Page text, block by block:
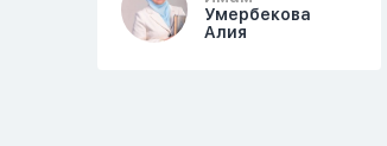
обратно ложился спать
это было около
Умербекова
Алия